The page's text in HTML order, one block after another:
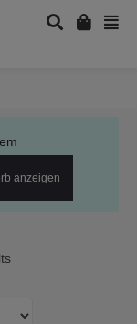
anzeigen